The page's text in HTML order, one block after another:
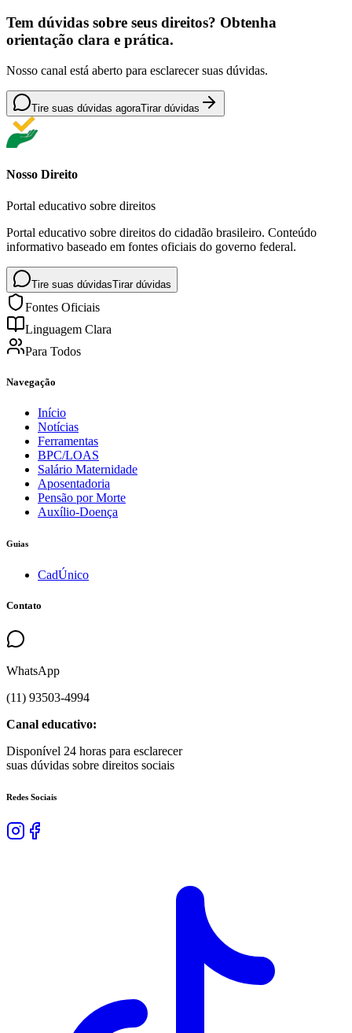
Tem dúvidas sobre seus direitos? Obtenha
orientação clara e prática.
Nosso canal está aberto para esclarecer suas dúvidas.
Tire suas dúvidas agoraTirar dúvidas
Nosso Direito
Portal educativo sobre direitos
Portal educativo sobre direitos do cidadão brasileiro. Conteúdo
informativo baseado em fontes oficiais do governo federal.
Tire suas dúvidasTirar dúvidas
Fontes Oficiais
Linguagem Clara
Para Todos
Navegação
Início
Notícias
Ferramentas
BPC/LOAS
Salário Maternidade
Aposentadoria
Pensão por Morte
Auxílio-Doença
Guias
CadÚnico
Contato
WhatsApp
(11) 93503-4994
Canal educativo:
Disponível 24 horas para esclarecer
suas dúvidas sobre direitos sociais
Redes Sociais